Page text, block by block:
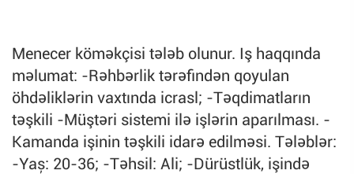
Menecer köməkçisi tələb olunur. Iş haqqında
məlumat: -Rəhbərlik tərəfindən qoyulan
öhdəliklərin vaxtında icrasl; -Təqdimatların
təşkili -Müştəri sistemi ilə işlərin aparılması. -
Kamanda işinin təşkili idarə edilməsi. Tələblər:
-Yaș: 20-36; -Təhsil: Ali; -Dürüstlük, işində